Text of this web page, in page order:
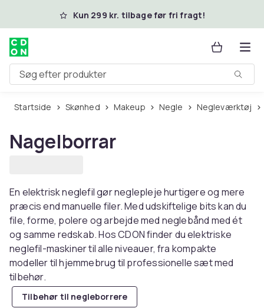
Spring til hovedindhold
Kun 299 kr. tilbage før fri fragt!
Søg efter produkter
Startside Skønhed Makeup Negle Negleværktøj
Nagelborrar
En elektrisk neglefil gør neglepleje hurtigere og mere
præcis end manuelle filer. Med udskiftelige bits kan du
file, forme, polere og arbejde med neglebånd med ét
og samme redskab. Hos CDON finder du elektriske
neglefil-maskiner til alle niveauer, fra kompakte
modeller til hjemmebrug til professionelle sæt med
tilbehør.
Tilbehør til negleborrere